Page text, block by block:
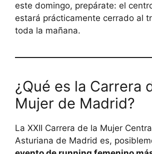
este domingo, prepárate: el
estará prácticamente cerrado al
toda la mañana.
¿Qué es la Carrera
Mujer de Madrid?
La XXII Carrera de la Mujer
Asturiana de Madrid es,